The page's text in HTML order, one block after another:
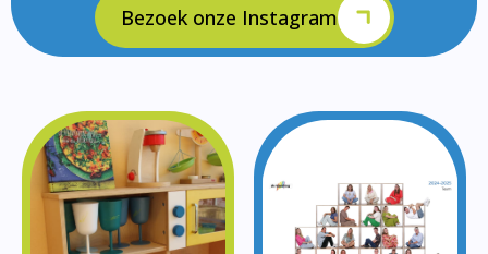
Bezoek onze Instagram